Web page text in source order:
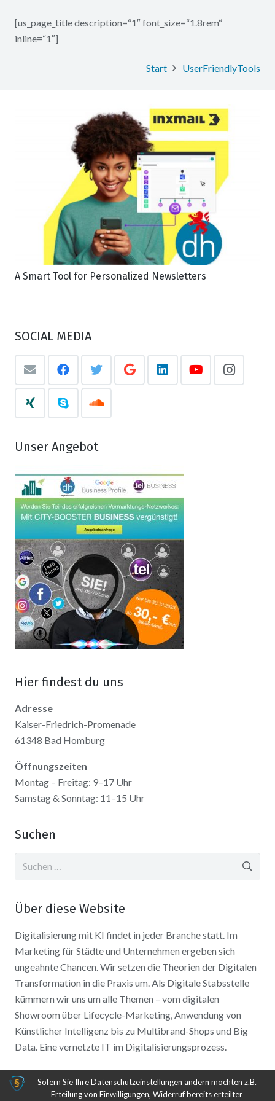
[us_page_title description=“1″ font_size=“1.8rem“
inline=“1″]
Start UserFriendlyTools
A Smart Tool for Personalized Newsletters
SOCIAL MEDIA
Unser Angebot
Hier findest du uns
Adresse
Kaiser-Friedrich-Promenade
61348 Bad Homburg
Öffnungszeiten
Montag – Freitag: 9–17 Uhr
Samstag & Sonntag: 11–15 Uhr
Suchen
Über diese Website
Digitalisierung mit KI findet in jeder Branche statt. Im
Marketing für Städte und Unternehmen ergeben sich
ungeahnte Chancen. Wir setzen die Theorien der Digitalen
Transformation in die Praxis um. Als Digitale Stabsstelle
kümmern wir uns um alle Themen – vom digitalen
Showroom über Lifecycle-Marketing, Anwendung von
Künstlicher Intelligenz bis zu Multibrand-Shops und Big
Data. Eine vernetzte IT im Digitalisierungsprozess.
Sofern Sie Ihre Datenschutzeinstellungen ändern möchten z.B.
Erteilung von Einwilligungen, Widerruf bereits erteilter